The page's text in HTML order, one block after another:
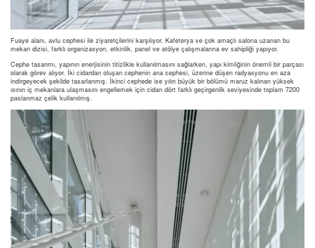
Fuaye alanı, avlu cephesi ile ziyaretçilerini karşılıyor. Kafeterya ve çok amaçlı salona uzanan bu
mekan dizisi, farklı organizasyon, etkinlik, panel ve atölye çalışmalarına ev sahipliği yapıyor.
Cephe tasarımı, yapının enerjisinin titizlikle kullanılmasını sağlarken, yapı kimliğinin önemli bir parçası
olarak görev alıyor. İki cidardan oluşan cephenin ana cephesi, üzerine düşen radyasyonu en aza
indirgeyecek şekilde tasarlanmış. İkinci cephede ise yılın büyük bir bölümü maruz kalınan yüksek
ısının iç mekanlara ulaşmasını engellemek için cidarı dört farklı geçirgenlik seviyesinde toplam 7200
paslanmaz çelik kullanılmış.